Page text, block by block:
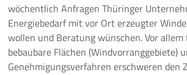
wöchentlich Anfragen Thüringer
Energiebedarf mit vor Ort erzeugter
wollen und Beratung wünschen. Vor allem
bebaubare Flächen (Windvorranggebiete)
Genehmigungsverfahren erschweren den